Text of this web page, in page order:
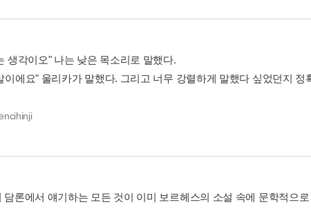
생각이오" 나는 낮은 목소리로 말했다.
에요" 울리카가 말했다. 그리고 너무 강렬하게 말했다 싶었던지 정
론에서 얘기하는 모든 것이 이미 보르헤스의 소설 속에 문학적으로